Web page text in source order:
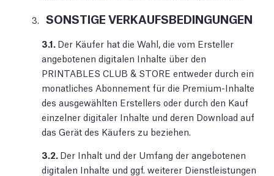
SONSTIGE VERKAUFSBEDINGUNGEN
3.1. Der Käufer hat die Wahl, die vom Ersteller
angebotenen digitalen Inhalte über den
PRINTABLES CLUB & STORE entweder durch ein
monatliches Abonnement für die Premium-Inhalte
des ausgewählten Erstellers oder durch den Kauf
einzelner digitaler Inhalte und deren Download auf
das Gerät des Käufers zu beziehen.
3.2. Der Inhalt und der Umfang der angebotenen
digitalen Inhalte und ggf. weiterer Dienstleistungen